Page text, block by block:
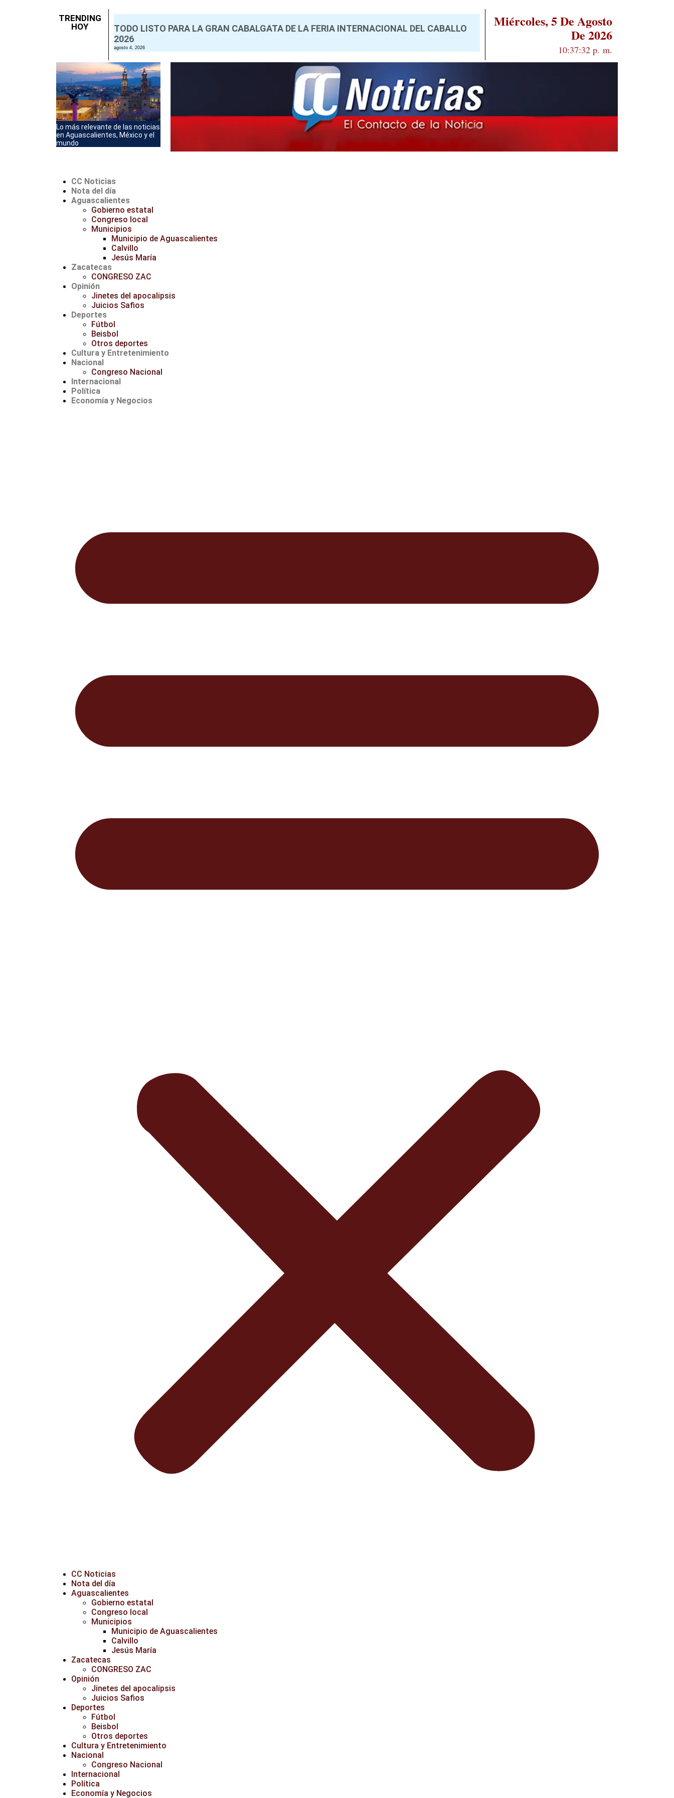
TRENDING
HOY
TODO LISTO PARA LA GRAN CABALGATA DE LA FERIA INTERNACIONAL DEL CABALLO
2026
agosto 4, 2026
Miércoles, 5 De Agosto
De 2026
10:37:33 p. m.
Lo más relevante de las noticias
en Aguascalientes, México y el
mundo
CC Noticias
Nota del día
Aguascalientes
Gobierno estatal
Congreso local
Municipios
Municipio de Aguascalientes
Calvillo
Jesús María
Zacatecas
CONGRESO ZAC
Opinión
Jinetes del apocalipsis
Juicios Safios
Deportes
Fútbol
Beisbol
Otros deportes
Cultura y Entretenimiento
Nacional
Congreso Nacional
Internacional
Política
Economía y Negocios
CC Noticias
Nota del día
Aguascalientes
Gobierno estatal
Congreso local
Municipios
Municipio de Aguascalientes
Calvillo
Jesús María
Zacatecas
CONGRESO ZAC
Opinión
Jinetes del apocalipsis
Juicios Safios
Deportes
Fútbol
Beisbol
Otros deportes
Cultura y Entretenimiento
Nacional
Congreso Nacional
Internacional
Política
Economía y Negocios